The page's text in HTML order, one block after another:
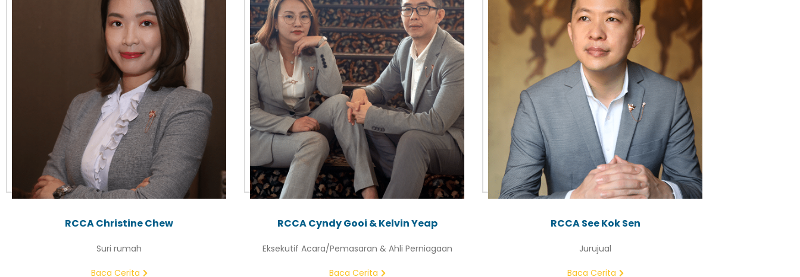
RCCA Christine Chew
Suri rumah
Baca Cerita
RCCA Cyndy Gooi & Kelvin Yeap
Eksekutif Acara/Pemasaran & Ahli Perniagaan
Baca Cerita
RCCA See Kok Sen
Jurujual
Baca Cerita